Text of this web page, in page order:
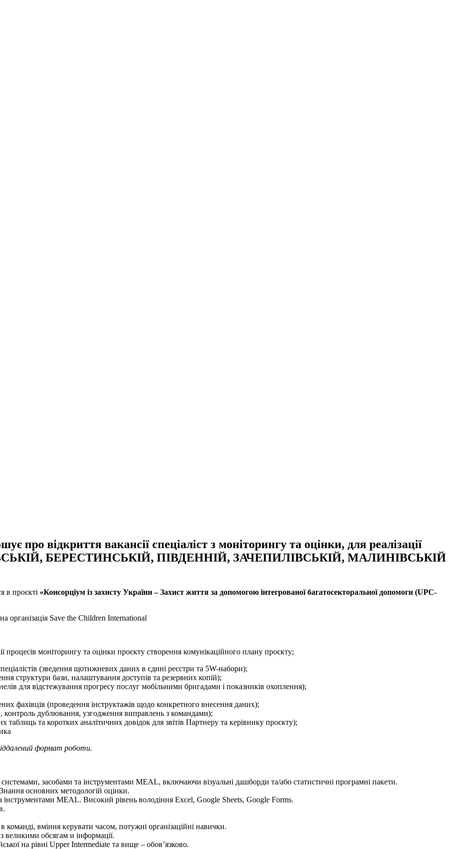
про відкриття вакансії спеціаліст з моніторингу та оцінки, для реалізації
БЕРЕСТИНСЬКІЙ, ПІВДЕННІЙ, ЗАЧЕПИЛІВСЬКІЙ, МАЛИНІВСЬКІЙ
в проєкті «Консорціум із захисту України – Захист життя за допомогою інтегрованої багатосекторальної допомоги (UPC-
організація Save the Children International
процесів моніторингу та оцінки проєкту створення комунікаційного плану проєкту;
(зведення щотижневих даних в єдині реєстри та 5W-набори);
структури бази, налаштування доступів та резервних копій);
для відстежування прогресу послуг мобільними бригадами і показників охоплення);
фахівців (проведення інструктажів щодо конкретного внесення даних);
контроль дублювання, узгодження виправлень з командами);
таблиць та коротких аналітичних довідок для звітів Партнеру та керівнику проєкту);
формат роботи.
засобами та інструментами MEAL, включаючи візуальні дашборди та/або статистичні програмні пакети.
основних методологій оцінки.
MEAL. Високий рівень володіння Excel, Google Sheets, Google Forms.
команді, вміння керувати часом, потужні організаційні навички.
великими обсягам и інформації.
на рівні Upper Intermediate та вище – обов’язково.